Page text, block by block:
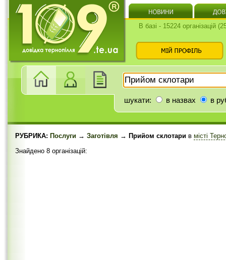
В базі - 15224 організацій
шукати: в назвах в
РУБРИКА: Послуги → Заготівля → Прийом склотари в місті
Знайдено 8 організацій: